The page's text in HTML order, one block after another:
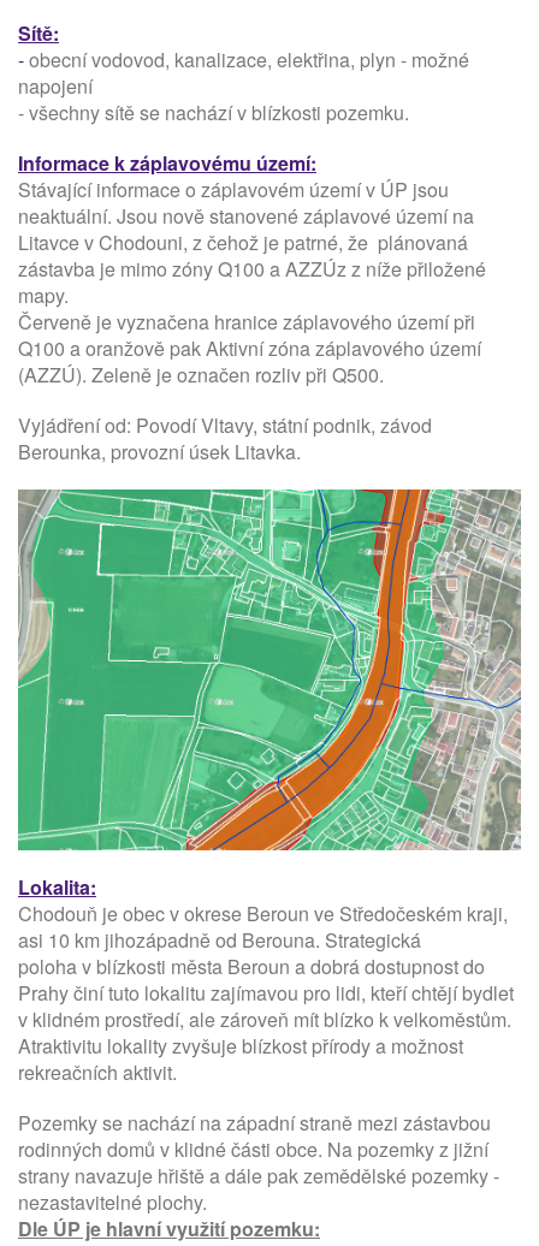
Sítě:
-obecní vodovod, kanalizace, elektřina, plyn - možné
napojení
- všechny sítě se nachází v blízkosti pozemku.
Informace k záplavovému území:
Stávající informace o záplavovém území v ÚP jsou
neaktuální. Jsou nově stanovené záplavové území na
Litavce v Chodouni, z čehož je patrné, že plánovaná
zástavba je mimo zóny Q100 a AZZÚz z níže přiložené
mapy.
Červeně je vyznačena hranice záplavového území při
Q100 a oranžově pak Aktivní zóna záplavového území
(AZZÚ). Zeleně je označen rozliv při Q500.
Vyjádření od: Povodí Vltavy, státní podnik, závod
Berounka, provozní úsek Litavka.
Lokalita:
Chodouň je obec v okrese Beroun ve Středočeském kraji,
asi 10 km jihozápadně od Berouna. Strategická
polohav blízkosti města Beroun a dobrá dostupnost do
Prahy činí tuto lokalitu zajímavou pro lidi, kteří chtějí bydlet
v klidném prostředí, ale zároveň mít blízko k velkoměstům.
Atraktivitu lokality zvyšuje blízkost přírody a možnost
rekreačních aktivit.
Pozemky se nachází na západní straně mezi zástavbou
rodinných domů v klidné části obce. Na pozemky z jižní
strany navazuje hřiště a dále pak zemědělské pozemky -
nezastavitelné plochy.
Dle ÚP je hlavní využití pozemku: